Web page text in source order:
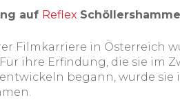
auf Reflex
Filmkarriere in Österreich
ihre Erfindung, die sie im
begann, wurde sie